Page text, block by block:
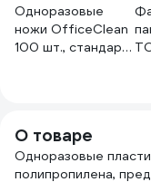
Одноразовые
ножи OfficeClean
100 шт., стандарт,
О товаре
Одноразовые
полипропилена,